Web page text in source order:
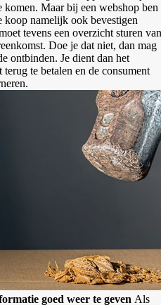
komen. Maar bij een webshop ben
koop namelijk ook bevestigen
tevens een overzicht sturen van
Doe je dat niet, dan mag
ontbinden. Je dient dan het
te betalen en de consument
goed weer te geven Als